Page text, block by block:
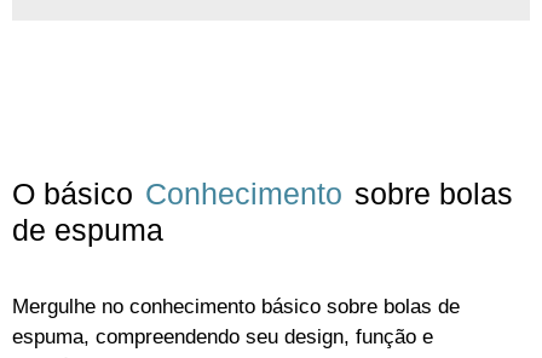
O básico Conhecimento sobre bolas
de espuma
Mergulhe no conhecimento básico sobre bolas de
espuma, compreendendo seu design, função e